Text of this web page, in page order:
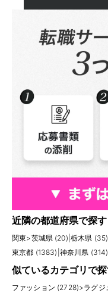
近隣の都道府県で探す
関東>茨城県 (20) 栃木県 (35)
東京都 (1383) 神奈川県 (314)
似ているカテゴリで
ファッション (2728)>ラグジ